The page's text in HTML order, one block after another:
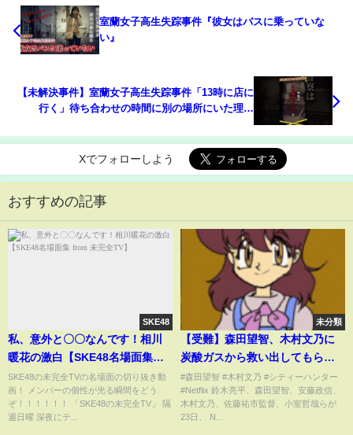
室蘭女子高生失踪事件『彼女はバスに乗っていな
い』
【未解決事件】室蘭女子高生失踪事件「13時に店に
行く」待ち合わせの時間に別の場所にいた理由
Xでフォローしよう
おすすめの記事
SKE48
私、意外と〇〇なんです！相川
暖花の激白【SKE48名場面集
from 未完全TV】
SKE48の未完全TVの名場面の切り抜き動
画！ メンバーの個性が光る瞬間をどう
ぞ！！！！！！ 「SKE48の未完全TV」 隔
週日曜 深夜にテ...
未分類
【受難】森田望智、木村文乃に
炭酸ガスから救い出してもらう
急な噴射に驚く場面も Netflix 映
画『シティーハンター』ワール
ドプレミアイベント
#森田望智 #木村文乃 #シティーハンター
#Netflix 鈴木亮平、森田望智、安藤政信、
木村文乃、佐藤祐市監督、小室哲哉らが
23日、 N...